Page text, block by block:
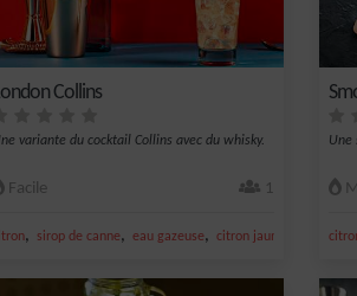
jaune
Collins
variante du cocktail Collins avec du whisky.
Facile 1
, sirop de canne, eau gazeuse, citron jaune jus de
Une